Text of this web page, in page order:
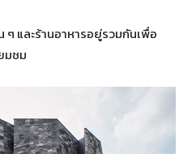
และร้านอาหารอยู่รวมกันเพื่อ
มชม